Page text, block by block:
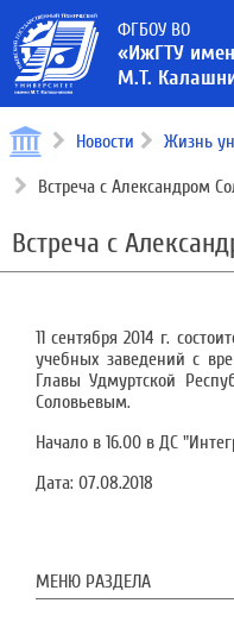
ФГБОУ ВО
«ИжГТУ
М.Т.
Новости Жизнь
Встреча с Александром
Встреча с
11 сентября 2014 г.
учебных заведений с
Главы Удмуртской
Соловьевым.
Начало в 16.00 в ДС
Дата: 07.08.2018
МЕНЮ РАЗДЕЛА